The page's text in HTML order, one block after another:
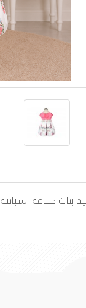
بنات صناعه اسبانيه